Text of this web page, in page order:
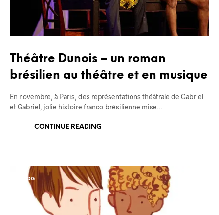
Théâtre Dunois – un roman
brésilien au théâtre et en musique
En novembre, à Paris, des représentations théâtrale de Gabriel
et Gabriel, jolie histoire franco-brésilienne mise…
CONTINUE READING
BLOG